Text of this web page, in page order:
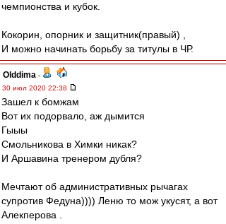
чемпионства и кубок.
Кокорин, опорник и защитник(правый) ,
И можно начинать борьбу за титулы в ЧР.
Olddima -
30 июл 2020 22:38
Зашел к бомжам
Вот их подорвало, аж дымится
Гыыы
Смольникова в Химки никак?
И Аршавина тренером дубля?
Мечтают об административных рычагах
супротив Федуна)))) Леню то мож укусят, а вот
Алекперова .